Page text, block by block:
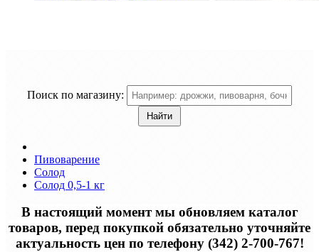
Поиск по магазину:
Пивоварение
Солод
Солод 0,5-1 кг
В настоящий момент мы обновляем каталог
товаров, перед покупкой обязательно уточняйте
актуальность цен по телефону (342) 2-700-767!